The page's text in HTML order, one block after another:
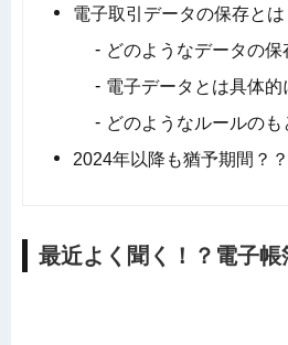
電子取引データの保存とは
どのようなデータの
電子データとは具体
どのようなルールの
2024年以降も猶予期間？？
最近よく聞く！？電子帳